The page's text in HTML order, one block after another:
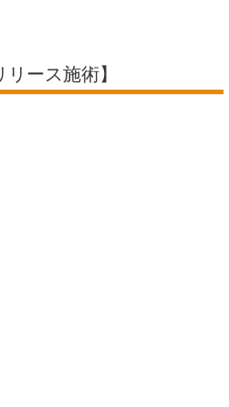
リース施術】